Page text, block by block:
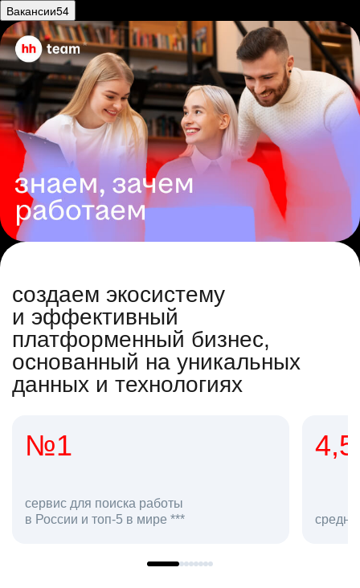
Вакансии54
создаем экосистему
и эффективный
платформенный бизнес,
основанный на уникальных
данных и технологиях
для поиска работы
и топ-5 в мире ***
средняя